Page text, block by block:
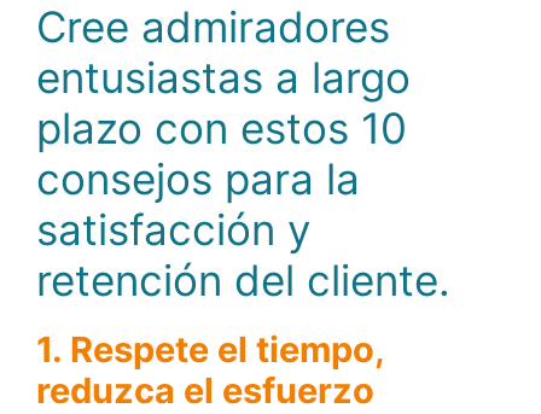
Cree admiradores
entusiastas a largo
plazo con estos 10
consejos para la
satisfacción y
retención del cliente.
1. Respete el tiempo,
reduzca el esfuerzo